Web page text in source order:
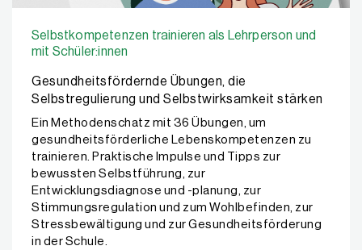
Selbstkompetenzen trainieren als Lehrperson und
mit Schüler:innen
Gesundheitsfördernde Übungen, die
Selbstregulierung und Selbstwirksamkeit stärken
Ein Methodenschatz mit 36 Übungen, um
gesundheitsförderliche Lebenskompetenzen zu
trainieren. Praktische Impulse und Tipps zur
bewussten Selbstführung, zur
Entwicklungsdiagnose und -planung, zur
Stimmungsregulation und zum Wohlbefinden, zur
Stressbewältigung und zur Gesundheitsförderung
in der Schule.